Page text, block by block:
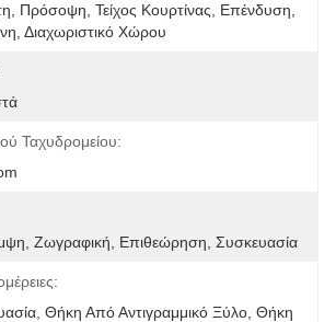
Πρόσοψη, Τείχος Κουρτίνας, Επένδυση,
Διαχωριστικό Χώρου
Ταχυδρομείου:
Ζωγραφική, Επιθεώρηση, Συσκευασία
Θήκη Από Αντιγραμμικό Ξύλο, Θήκη